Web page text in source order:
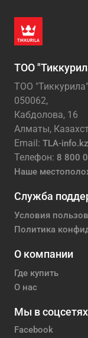
ТОО
ТОО "Тиккурила"
050062,
Кабдолова, 16
Алматы,
Email: TLA-
Телефон: 8 800
Наше
Служба
Условия
Политика
О компании
Где купить
О нас
Мы в соцсетях
Facebook